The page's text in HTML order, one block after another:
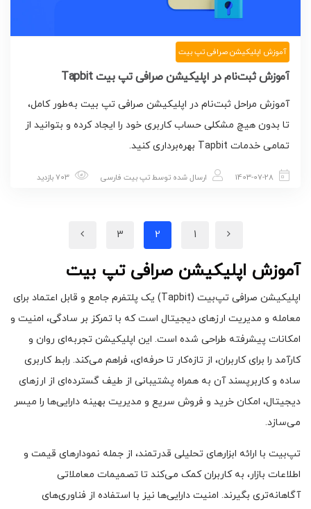
آموزش اپلیکیشن صرافی تپ بیت
آموزش ثبت‌نام در اپلیکیشن صرافی تپ بیت Tapbit
آموزش مراحل ثبت‌نام در اپلیکیشن صرافی تپ بیت به‌طور کامل،
تا بدون هیچ مشکلی حساب کاربری خود را ایجاد کرده و بتوانید از
تمامی خدمات Tapbit بهره‌برداری کنید.
1403-07-28 ارسال شده توسطتپ بیت فارسی
1
2
3
آموزش اپلیکیشن صرافی تپ بیت
اپلیکیشن صرافی تپ‌بیت (Tapbit) یک پلتفرم جامع و قابل اعتماد برای
معامله و مدیریت ارزهای دیجیتال است که با تمرکز بر سادگی، امنیت و
امکانات پیشرفته طراحی شده است. این اپلیکیشن تجربه‌ای روان و
کارآمد را برای کاربران، از تازه‌کار تا حرفه‌ای، فراهم می‌کند. رابط کاربری
ساده و کاربرپسند آن به همراه پشتیبانی از طیف گسترده‌ای از ارزهای
دیجیتال، امکان خرید و فروش سریع و مدیریت بهینه دارایی‌ها را میسر
می‌سازد.
تپ‌بیت با ارائه ابزارهای تحلیلی قدرتمند، از جمله نمودارهای قیمت و
اطلاعات بازار، به کاربران کمک می‌کند تا تصمیمات معاملاتی
آگاهانه‌تری بگیرند. امنیت دارایی‌ها نیز با استفاده از فناوری‌های